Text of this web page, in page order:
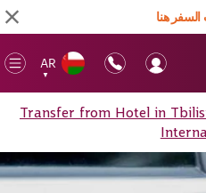
هنا
AR
▼
Transfer from Hotel in